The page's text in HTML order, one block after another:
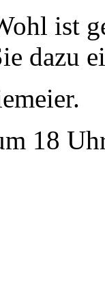
ist
dazu
18